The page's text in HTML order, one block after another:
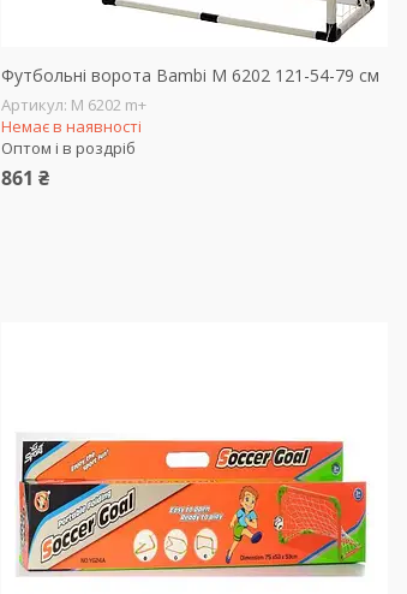
Футбольні ворота Bambi M 6202 121-54-79 см
M 6202 m+
Немає в наявності
Оптом і в роздріб
861 ₴